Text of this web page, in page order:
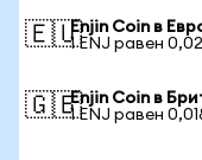
🇪🇺Enjin Coin в
1 ENJ равен
🇬🇧Enjin Coin в
1 ENJ равен